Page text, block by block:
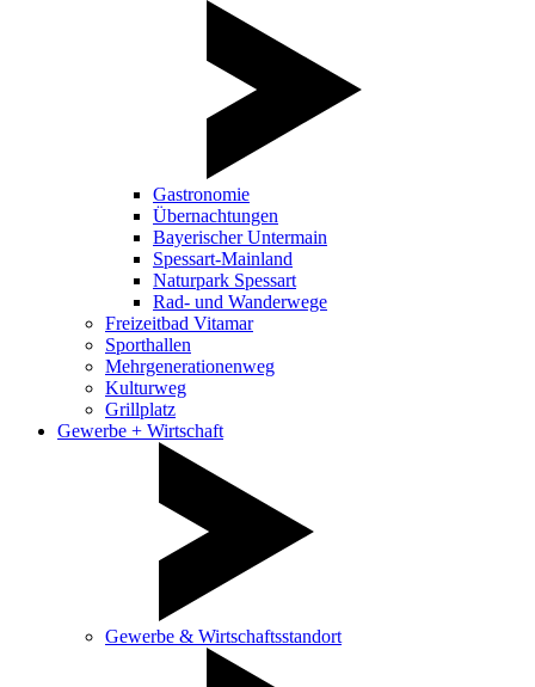
Gastronomie
Übernachtungen
Bayerischer Untermain
Spessart-Mainland
Naturpark Spessart
Rad- und Wanderwege
Freizeitbad Vitamar
Sporthallen
Mehrgenerationenweg
Kulturweg
Grillplatz
Gewerbe + Wirtschaft
Gewerbe & Wirtschaftsstandort